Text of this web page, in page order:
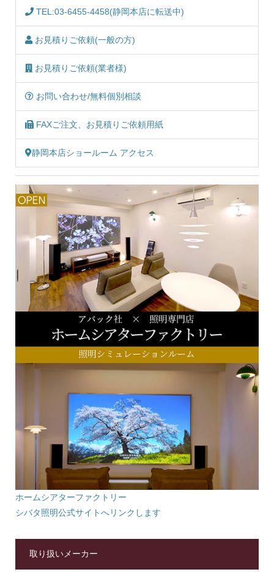
TEL:03-6455-4458(静岡本店に転送中)
お見積りご依頼(一般の方)
お見積りご依頼(業者様)
お問い合わせ/無料個別相談
FAXご注文、お見積りご依頼用紙
静岡本店ショールーム アクセス
ホームシアターファクトリー
シバタ照明公式サイトへリンクします
取り扱いメーカー